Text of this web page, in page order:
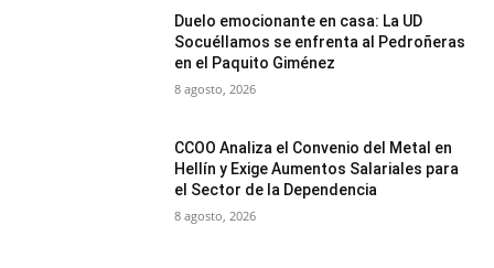
Duelo emocionante en casa: La UD
Socuéllamos se enfrenta al Pedroñeras
en el Paquito Giménez
8 agosto, 2026
CCOO Analiza el Convenio del Metal en
Hellín y Exige Aumentos Salariales para
el Sector de la Dependencia
8 agosto, 2026